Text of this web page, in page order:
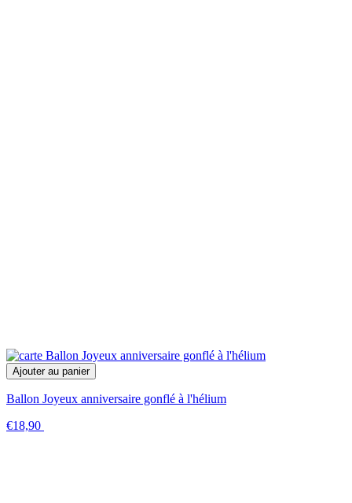
Ajouter au panier
Ballon Joyeux anniversaire gonflé à l'hélium
€18,90